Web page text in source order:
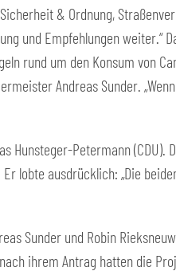
& Ordnung,
und Empfehlungen weiter.“
rund um den Konsum von
Andreas Sunder.
Hunsteger-Petermann
lobte ausdrücklich: „Die
Sunder und Robin
ihrem Antrag hatten die